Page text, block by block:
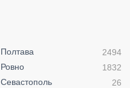
Полтава
2494
Ровно
1832
Севастополь
26